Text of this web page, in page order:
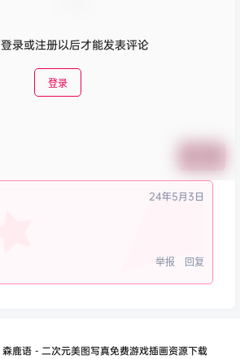
录或注册以后才能发表评论
登录
24年5月3日
举报 回复
森鹿语 - 二次元美图写真免费游戏插画资源下载